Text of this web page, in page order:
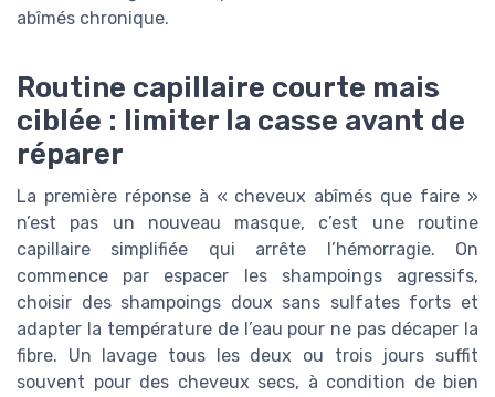
abîmés chronique.
Routine capillaire courte mais
ciblée : limiter la casse avant de
réparer
La première réponse à « cheveux abîmés que faire »
n’est pas un nouveau masque, c’est une routine
capillaire simplifiée qui arrête l’hémorragie. On
commence par espacer les shampoings agressifs,
choisir des shampoings doux sans sulfates forts et
adapter la température de l’eau pour ne pas décaper la
fibre. Un lavage tous les deux ou trois jours suffit
souvent pour des cheveux secs, à condition de bien